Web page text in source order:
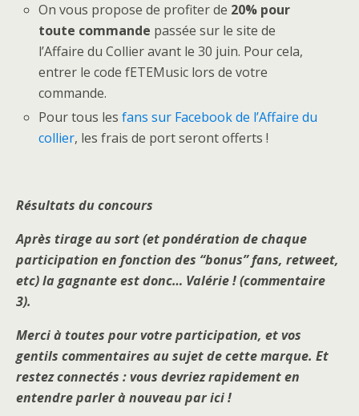
On vous propose de profiter de 20% pour
toute commande passée sur le site de
l’Affaire du Collier avant le 30 juin. Pour cela,
entrer le code fETEMusic lors de votre
commande.
Pour tous lesfans sur Facebook de l’Affaire du
collier, les frais de port seront offerts !
Résultats du concours
Après tirage au sort (et pondération de chaque
participation en fonction des “bonus” fans, retweet,
etc) la gagnante est donc… Valérie ! (commentaire
3).
Merci à toutes pour votre participation, et vos
gentils commentaires au sujet de cette marque. Et
restez connectés : vous devriez rapidement en
entendre parler à nouveau par ici !